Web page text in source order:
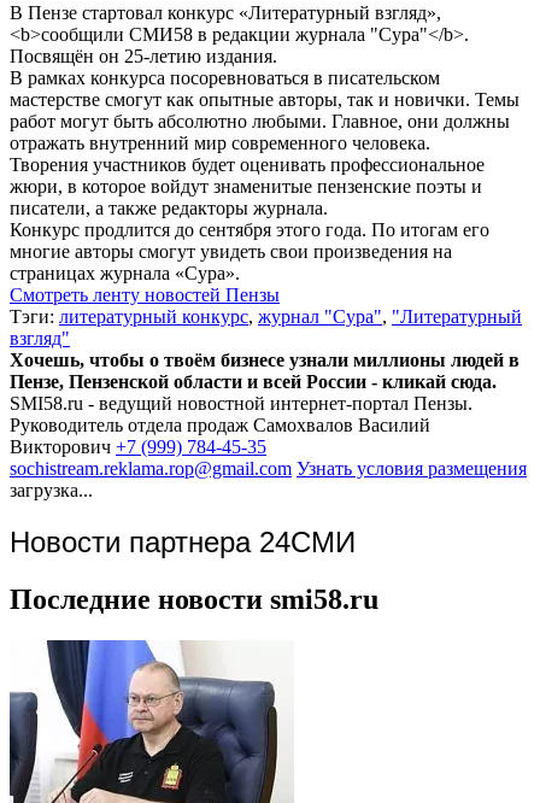
В Пензе стартовал конкурс «Литературный взгляд»,
<b>сообщили СМИ58 в редакции журнала "Сура"</b>.
Посвящён он 25-летию издания.
В рамках конкурса посоревноваться в писательском
мастерстве смогут как опытные авторы, так и новички. Темы
работ могут быть абсолютно любыми. Главное, они должны
отражать внутренний мир современного человека.
Творения участников будет оценивать профессиональное
жюри, в которое войдут знаменитые пензенские поэты и
писатели, а также редакторы журнала.
Конкурс продлится до сентября этого года. По итогам его
многие авторы смогут увидеть свои произведения на
страницах журнала «Сура».
Смотреть ленту новостей Пензы
Тэги: литературный конкурс, журнал "Сура", "Литературный
взгляд"
Хочешь, чтобы о твоём бизнесе узнали миллионы людей в
Пензе, Пензенской области и всей России - кликай сюда.
SMI58.ru - ведущий новостной интернет-портал Пензы.
Руководитель отдела продаж Самохвалов Василий
Викторович +7 (999) 784-45-35
sochistream.reklama.rop@gmail.com Узнать условия размещения
загрузка...
Новости партнера 24СМИ
Последние новости smi58.ru